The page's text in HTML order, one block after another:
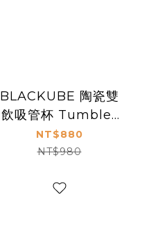
BLACKUBE 陶瓷雙
飲吸管杯 Tumbler
600ml - 提拉米蘇棕
(Tritan吸管)
NT$880
NT$980